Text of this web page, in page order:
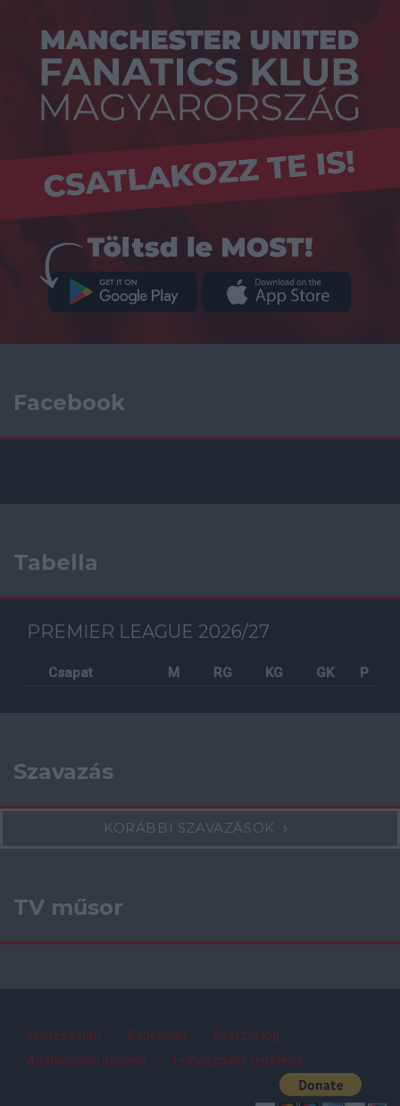
Facebook
Tabella
PREMIER LEAGUE 2026/27
Csapat M RG KG GK P
Szavazás
KORÁBBI SZAVAZÁSOK
TV műsor
Impresszum Kapcsolat
Szerzői jog
Adatvédelmi irányelv
Felhasználói feltételek